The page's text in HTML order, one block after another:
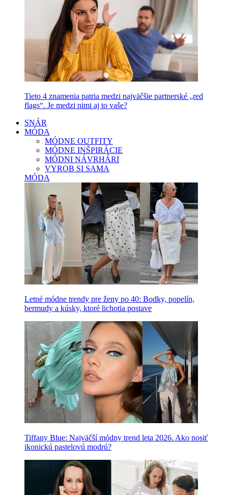
Tieto 4 znamenia patria medzi najväčšie partnerské „red
flags“. Je medzi nimi aj to vaše?
SNÁR
MÓDA
MÓDNE OUTFITY
MÓDNE INŠPIRÁCIE
MÓDNI NÁVRHÁRI
VYROB SI SAMA
MÓDA
Letné módne trendy pre ženy po 40: Bodky, popelín,
bermudy a kúsky, ktoré lichotia postave
Tiffany Blue: Najväčší módny trend leta 2026. Ako nosiť
ikonickú pastelovú modrú?